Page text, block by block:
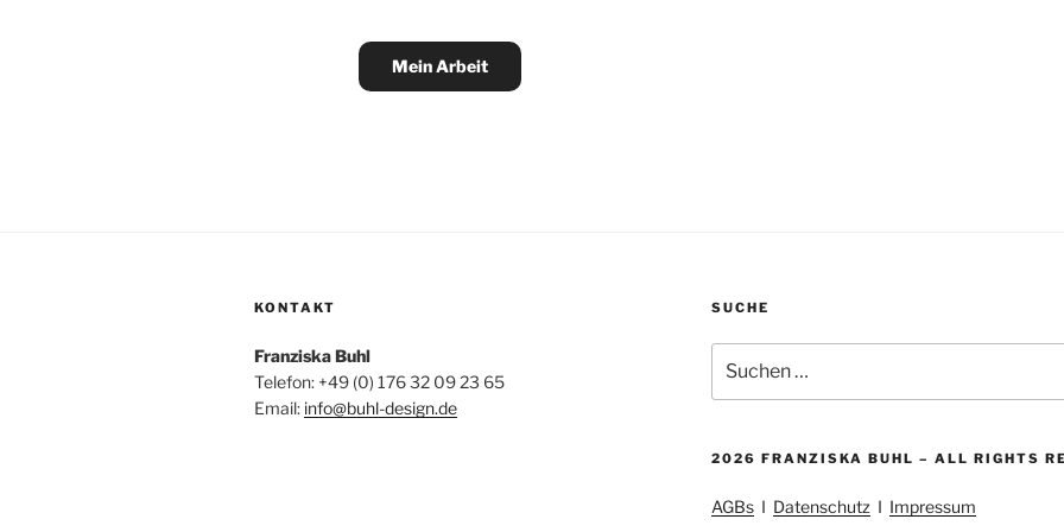
Mein Arbeit
KONTAKT
Franziska Buhl
Telefon: +49 (0) 176 32 09 23 65
Email: info@buhl-design.de
SUCHE
nach:
2026 FRANZISKA BUHL – ALL RIGHTS
AGBsI DatenschutzI Impressum